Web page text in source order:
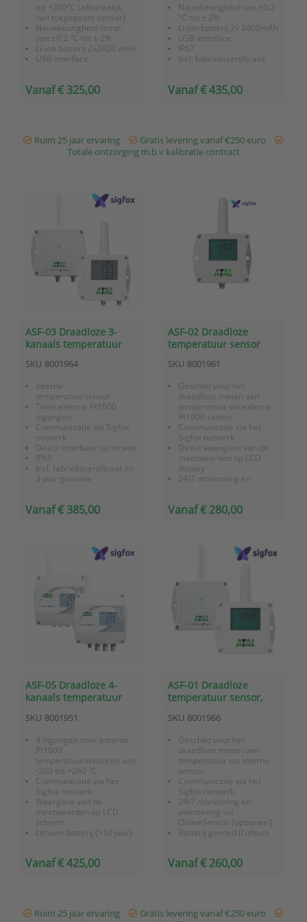
tot +260°C (afhankelijk
van toegepaste sensor)
Nauwkeurigheid temp:
van ±0,2 °C tot ± 2%
Li-ion batterij 2x2400 mAh
USB interface
fabriekscertificaat,
Vanaf € 325,00
Nauwkeurigheid van ±0,2
°C tot ± 2%
Li-ion batterij 2x 2400mAh
USB interface
IP67
Incl. fabriekscertificaat,
Vanaf € 435,00
Ruim 25 jaar ervaring
Gratis levering vanaf €250 euro
Totale ontzorging m.b.v kalibratie contract
ASF-03 Draadloze 3-
kanaals temperatuur
communicatie
SKU 8001964
Interne
temperatuursensor
Twee externe Pt1000
ingangen
Communicatie via Sigfox
netwerk
Direct inzetbaar op locatie
IP65
Incl. fabriekscertificaat en
3 jaar garantie
OnlineSensor (optie)
Vanaf € 385,00
ASF-02 Draadloze
temperatuur sensor
batterij gevoed, met
Sigfox communicatie
SKU 8001961
Geschikt voor het
draadloos meten van
temperatuur via externe
Pt1000 sensor
Communicatie via het
Sigfox netwerk
Direct weergave van de
meetwaarden op LCD
display
24/7 monitoring en
Batterij gevoed (Lithium
Direct inzetbaar op locatie
Incl. fabriekscertificaat e...
Vanaf € 280,00
ASF-05 Draadloze 4-
kanaals temperatuur
communicatie
SKU 8001951
4 ingangen voor externe
Pt1000
temperatuursensoren van
-200 tot +260 °C
Communicatie via het
Sigfox netwerk
Weergave van de
meetwaarden op LCD
scherm
Lithium batterij (>10 jaar)
3 jaar garantie
Vanaf € 425,00
ASF-01 Draadloze
temperatuur sensor,
SKU 8001966
Geschikt voor het
draadloos meten van
temperatuur via interne
sensor
Communicatie via het
Sigfox netwerk
24/7 monitoring en
alarmering via
OnlineSensor (optioneel)
Batterij gevoed (Lithium
IP65
Vanaf € 260,00
Ruim 25 jaar ervaring
Gratis levering vanaf €250 euro